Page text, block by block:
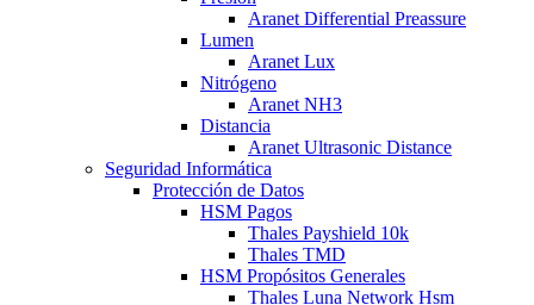
Aranet Differential Preassure
Lumen
Aranet Lux
Nitrógeno
Aranet NH3
Distancia
Aranet Ultrasonic Distance
Seguridad Informática
Protección de Datos
HSM Pagos
Thales Payshield 10k
Thales TMD
HSM Propósitos Generales
Thales Luna Network Hsm